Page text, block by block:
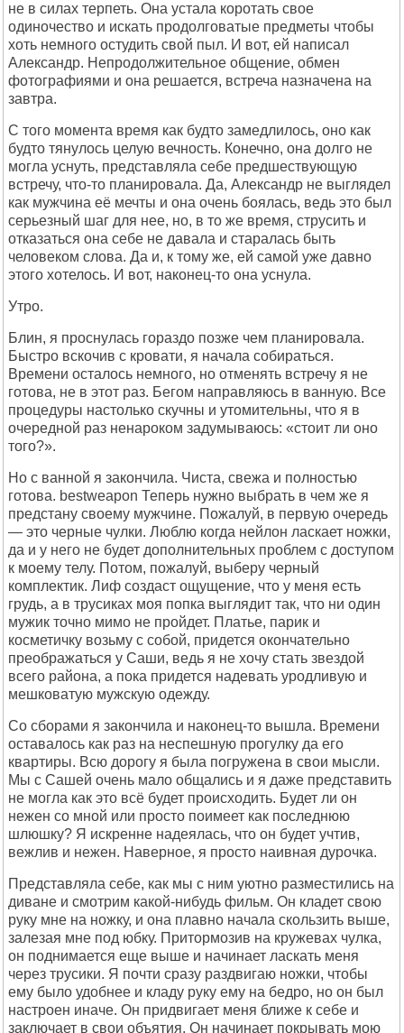
не в силах терпеть. Она устала коротать свое
одиночество и искать продолговатые предметы чтобы
хоть немного остудить свой пыл. И вот, ей написал
Александр. Непродолжительное общение, обмен
фотографиями и она решается, встреча назначена на
завтра.
С того момента время как будто замедлилось, оно как
будто тянулось целую вечность. Конечно, она долго не
могла уснуть, представляла себе предшествующую
встречу, что-то планировала. Да, Александр не выглядел
как мужчина её мечты и она очень боялась, ведь это был
серьезный шаг для нее, но, в то же время, струсить и
отказаться она себе не давала и старалась быть
человеком слова. Да и, к тому же, ей самой уже давно
этого хотелось. И вот, наконец-то она уснула.
Утро.
Блин, я проснулась гораздо позже чем планировала.
Быстро вскочив с кровати, я начала собираться.
Времени осталось немного, но отменять встречу я не
готова, не в этот раз. Бегом направляюсь в ванную. Все
процедуры настолько скучны и утомительны, что я в
очередной раз ненароком задумываюсь: «стоит ли оно
того?».
Но с ванной я закончила. Чиста, свежа и полностью
готова. bеstwеаpоn Теперь нужно выбрать в чем же я
предстану своему мужчине. Пожалуй, в первую очередь
— это черные чулки. Люблю когда нейлон ласкает ножки,
да и у него не будет дополнительных проблем с доступом
к моему телу. Потом, пожалуй, выберу черный
комплектик. Лиф создаст ощущение, что у меня есть
грудь, а в трусиках моя попка выглядит так, что ни один
мужик точно мимо не пройдет. Платье, парик и
косметичку возьму с собой, придется окончательно
преображаться у Саши, ведь я не хочу стать звездой
всего района, а пока придется надевать уродливую и
мешковатую мужскую одежду.
Со сборами я закончила и наконец-то вышла. Времени
оставалось как раз на неспешную прогулку да его
квартиры. Всю дорогу я была погружена в свои мысли.
Мы с Сашей очень мало общались и я даже представить
не могла как это всё будет происходить. Будет ли он
нежен со мной или просто поимеет как последнюю
шлюшку? Я искренне надеялась, что он будет учтив,
вежлив и нежен. Наверное, я просто наивная дурочка.
Представляла себе, как мы с ним уютно разместились на
диване и смотрим какой-нибудь фильм. Он кладет свою
руку мне на ножку, и она плавно начала скользить выше,
залезая мне под юбку. Притормозив на кружевах чулка,
он поднимается еще выше и начинает ласкать меня
через трусики. Я почти сразу раздвигаю ножки, чтобы
ему было удобнее и кладу руку ему на бедро, но он был
настроен иначе. Он придвигает меня ближе к себе и
заключает в свои объятия. Он начинает покрывать мою